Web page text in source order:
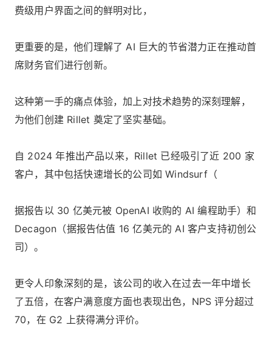
费级用户界面之间的鲜明对比，
更重要的是，他们理解了 AI 巨大的节省潜力正在推动首
席财务官们进行创新。
这种第一手的痛点体验，加上对技术趋势的深刻理解，
为他们创建 Rillet 奠定了坚实基础。
自 2024 年推出产品以来，Rillet 已经吸引了近 200 家
客户，其中包括快速增长的公司如 Windsurf（
据报告以 30 亿美元被 OpenAI 收购的 AI 编程助手）和
Decagon（据报告估值 16 亿美元的 AI 客户支持初创公
司）。
更令人印象深刻的是，该公司的收入在过去一年中增长
了五倍，在客户满意度方面也表现出色，NPS 评分超过
70，在 G2 上获得满分评价。